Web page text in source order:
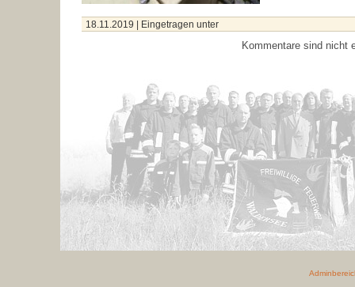
18.11.2019 | Eingetragen unter
Kommentare sind nicht